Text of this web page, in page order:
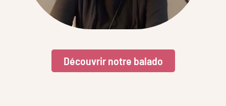
Découvrir notre balado